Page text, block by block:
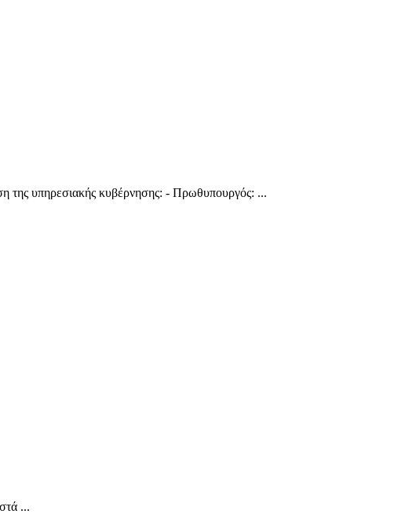
της υπηρεσιακής κυβέρνησης: - Πρωθυπουργός: ...
...